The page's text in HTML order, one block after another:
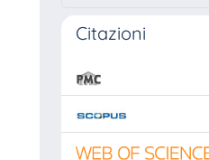
Citazioni